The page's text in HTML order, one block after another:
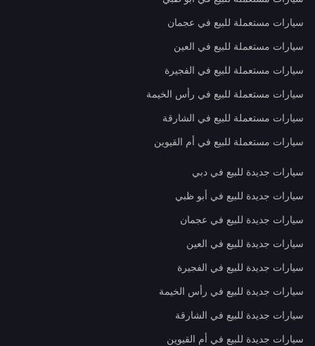
سيارات مستعملة للبيع في عجمان
سيارات مستعملة للبيع في العين
سيارات مستعملة للبيع في الفجيرة
سيارات مستعملة للبيع في رأس الخيمة
سيارات مستعملة للبيع في الشارقة
سيارات مستعملة للبيع في أم القيوين
سيارات جديدة للبيع في دبي
سيارات جديدة للبيع في أبو ظبي
سيارات جديدة للبيع في عجمان
سيارات جديدة للبيع في العين
سيارات جديدة للبيع في الفجيرة
سيارات جديدة للبيع في رأس الخيمة
سيارات جديدة للبيع في الشارقة
سيارات جديدة للبيع في أم القيوين